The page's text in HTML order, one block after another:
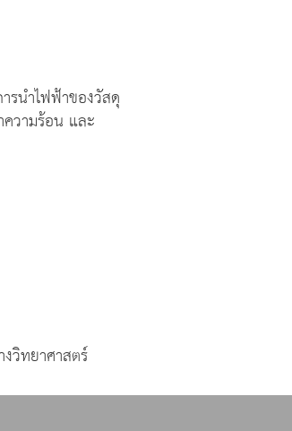
นำไฟฟ้าของวัสดุ
วามร้อน และ
วิทยาศาสตร์